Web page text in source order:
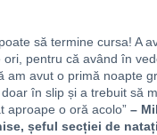
să termine cursa! A
ori, pentru că având în
am avut o primă noapte
în slip și a trebuit să
aproape o oră acolo” –
șeful secției de